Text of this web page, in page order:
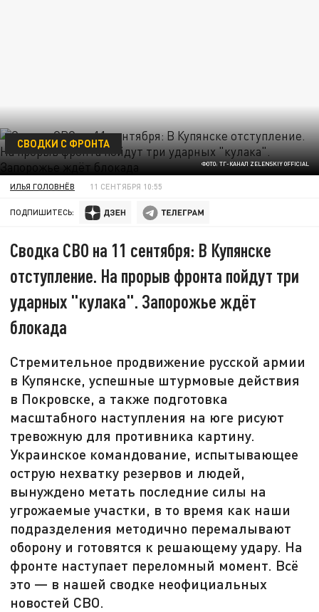
ФОТО: ТГ-КАНАЛ ZELENSKIY OFFICIAL
СВОДКИ С ФРОНТА
ИЛЬЯ ГОЛОВНЁВ 11 СЕНТЯБРЯ 10:55
ПОДПИШИТЕСЬ:
Сводка СВО на 11 сентября: В Купянске
отступление. На прорыв фронта пойдут три
ударных "кулака". Запорожье ждёт
блокада
Стремительное продвижение русской армии
в Купянске, успешные штурмовые действия
в Покровске, а также подготовка
масштабного наступления на юге рисуют
тревожную для противника картину.
Украинское командование, испытывающее
острую нехватку резервов и людей,
вынуждено метать последние силы на
угрожаемые участки, в то время как наши
подразделения методично перемалывают
оборону и готовятся к решающему удару. На
фронте наступает переломный момент. Всё
это — в нашей сводке неофициальных
новостей СВО.